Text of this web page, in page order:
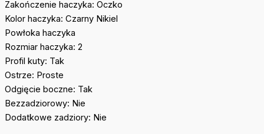
Zakończenie haczyka: Oczko
Kolor haczyka: Czarny Nikiel
Powłoka haczyka
Rozmiar haczyka: 2
Profil kuty: Tak
Ostrze: Proste
Odgięcie boczne: Tak
Bezzadziorowy: Nie
Dodatkowe zadziory: Nie